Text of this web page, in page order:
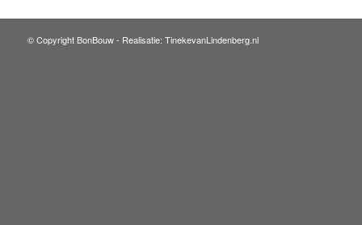
© Copyright BonBouw - Realisatie: TinekevanLindenberg.nl